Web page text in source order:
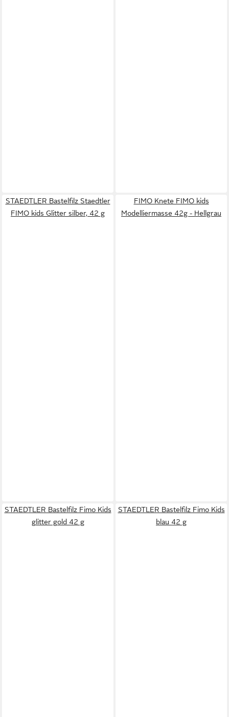
STAEDTLER Bastelfilz Staedtler
FIMO kids Glitter silber, 42 g
FIMO Knete FIMO kids
Modelliermasse 42g - Hellgrau
STAEDTLER Bastelfilz Fimo Kids
glitter gold 42 g
STAEDTLER Bastelfilz Fimo Kids
blau 42 g